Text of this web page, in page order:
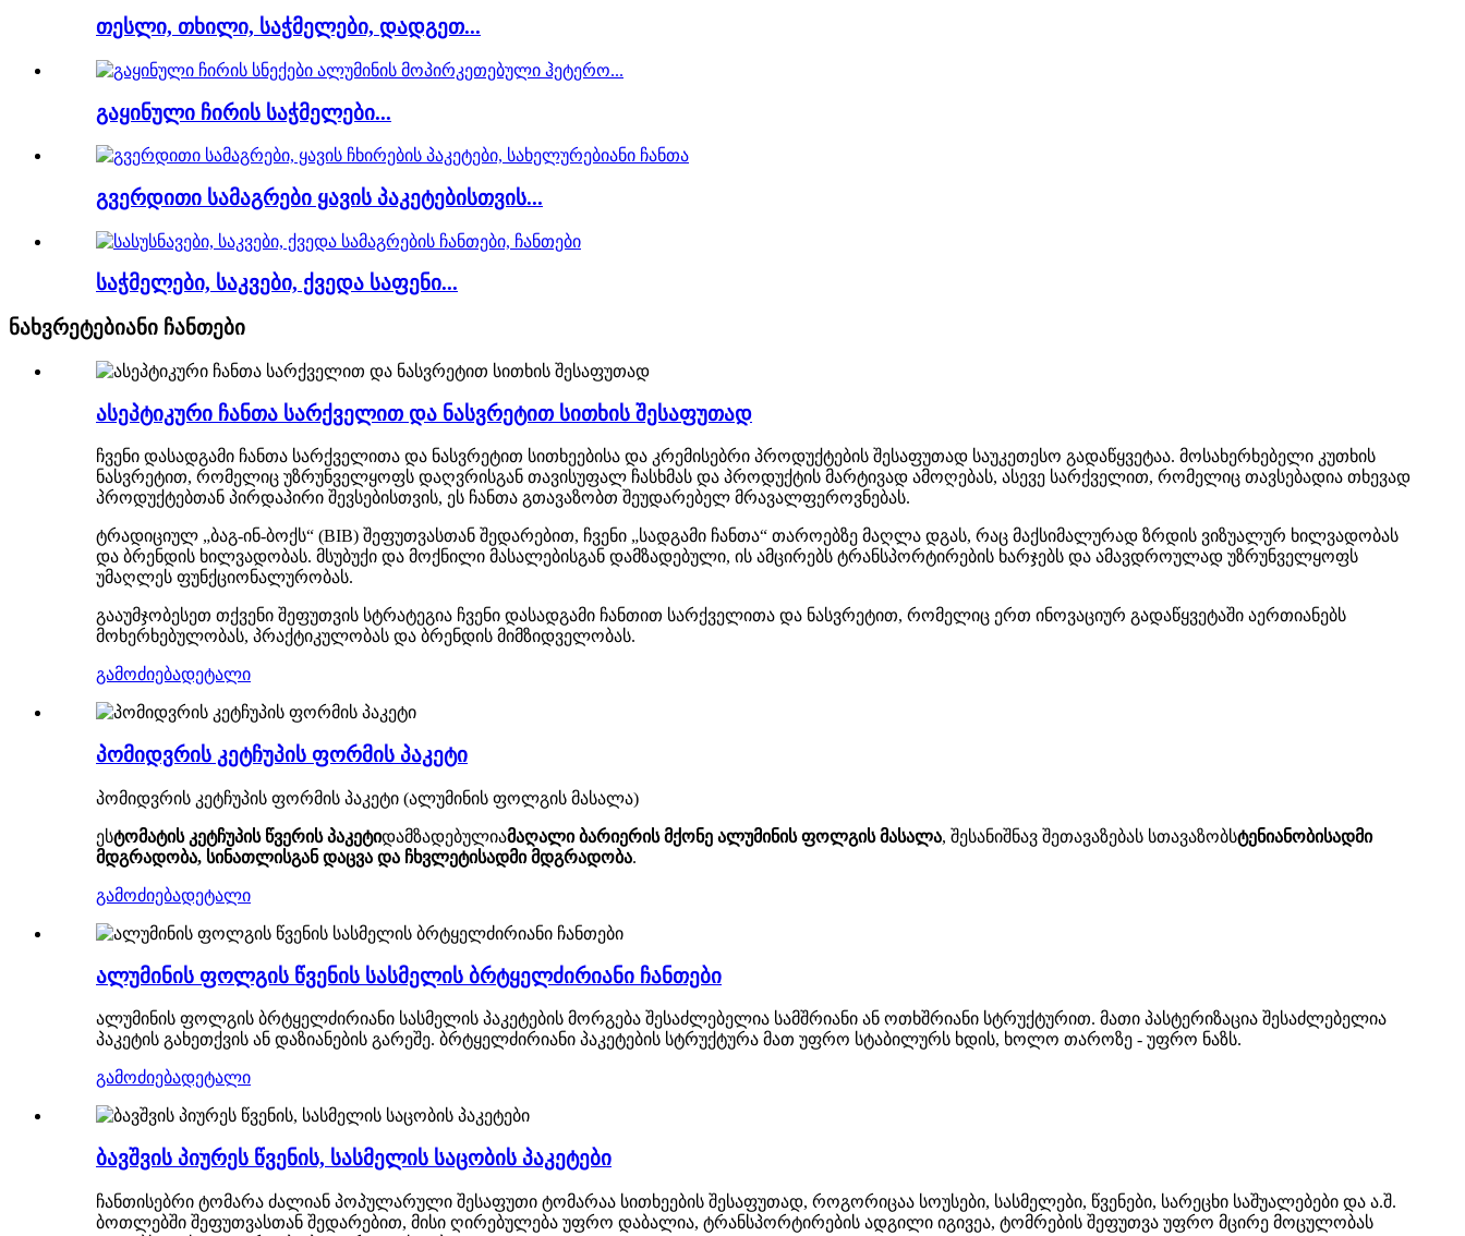
თესლი, თხილი, საჭმელები, დადგეთ...
გაყინული ჩირის საჭმელები...
გვერდითი სამაგრები ყავის პაკეტებისთვის...
საჭმელები, საკვები, ქვედა საფენი...
ნახვრეტებიანი ჩანთები
ასეპტიკური ჩანთა სარქველით და ნასვრეტით სითხის შესაფუთად
ჩვენი დასადგამი ჩანთა სარქველითა და ნასვრეტით სითხეებისა და კრემისებრი პროდუქტების შესაფუთად საუკეთესო გადაწყვეტაა. მოსახერხებელი კუთხის
ნასვრეტით, რომელიც უზრუნველყოფს დაღვრისგან თავისუფალ ჩასხმას და პროდუქტის მარტივად ამოღებას, ასევე სარქველით, რომელიც თავსებადია თხევად
პროდუქტებთან პირდაპირი შევსებისთვის, ეს ჩანთა გთავაზობთ შეუდარებელ მრავალფეროვნებას.
ტრადიციულ „ბაგ-ინ-ბოქს“ (BIB) შეფუთვასთან შედარებით, ჩვენი „სადგამი ჩანთა“ თაროებზე მაღლა დგას, რაც მაქსიმალურად ზრდის ვიზუალურ ხილვადობას
და ბრენდის ხილვადობას. მსუბუქი და მოქნილი მასალებისგან დამზადებული, ის ამცირებს ტრანსპორტირების ხარჯებს და ამავდროულად უზრუნველყოფს
უმაღლეს ფუნქციონალურობას.
გააუმჯობესეთ თქვენი შეფუთვის სტრატეგია ჩვენი დასადგამი ჩანთით სარქველითა და ნასვრეტით, რომელიც ერთ ინოვაციურ გადაწყვეტაში აერთიანებს
მოხერხებულობას, პრაქტიკულობას და ბრენდის მიმზიდველობას.
გამოძიებადეტალი
პომიდვრის კეტჩუპის ფორმის პაკეტი
პომიდვრის კეტჩუპის ფორმის პაკეტი (ალუმინის ფოლგის მასალა)
ესტომატის კეტჩუპის წვერის პაკეტიდამზადებულიამაღალი ბარიერის მქონე ალუმინის ფოლგის მასალა, შესანიშნავ შეთავაზებას სთავაზობსტენიანობისადმი
მდგრადობა, სინათლისგან დაცვა და ჩხვლეტისადმი მდგრადობა.
გამოძიებადეტალი
ალუმინის ფოლგის წვენის სასმელის ბრტყელძირიანი ჩანთები
ალუმინის ფოლგის ბრტყელძირიანი სასმელის პაკეტების მორგება შესაძლებელია სამშრიანი ან ოთხშრიანი სტრუქტურით. მათი პასტერიზაცია შესაძლებელია
პაკეტის გახეთქვის ან დაზიანების გარეშე. ბრტყელძირიანი პაკეტების სტრუქტურა მათ უფრო სტაბილურს ხდის, ხოლო თაროზე - უფრო ნაზს.
გამოძიებადეტალი
ბავშვის პიურეს წვენის, სასმელის საცობის პაკეტები
ჩანთისებრი ტომარა ძალიან პოპულარული შესაფუთი ტომარაა სითხეების შესაფუთად, როგორიცაა სოუსები, სასმელები, წვენები, სარეცხი საშუალებები და ა.შ.
ბოთლებში შეფუთვასთან შედარებით, მისი ღირებულება უფრო დაბალია, ტრანსპორტირების ადგილი იგივეა, ტომრების შეფუთვა უფრო მცირე მოცულობას